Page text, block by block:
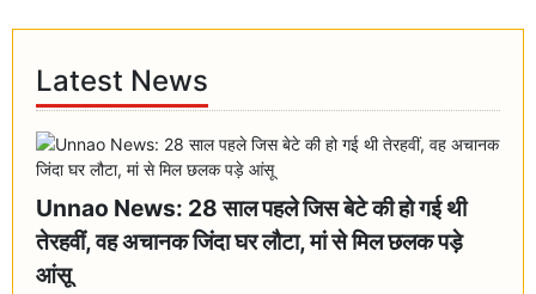
Latest News
Unnao News: 28 साल पहले जिस बेटे की हो गई थी
तेरहवीं, वह अचानक जिंदा घर लौटा, मां से मिल छलक पड़े
आंसू